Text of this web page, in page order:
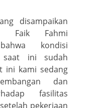
disampaikan
Faik Fahmi
kondisi
ini sudah
ini kami sedang
dan
fasilitas
pekerjaan